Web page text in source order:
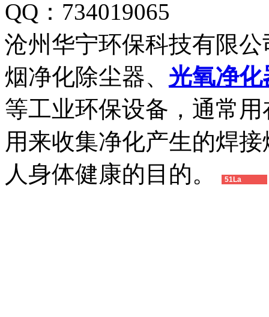
QQ：734019065
沧州华宁环保科技有限
烟净化除尘器、 光氧净化
等工业环保设备，通常
用来收集净化产生的焊
人身体健康的目的。
51La